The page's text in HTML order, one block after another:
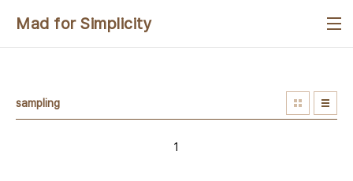
Mad for Simplicity
sampling
1